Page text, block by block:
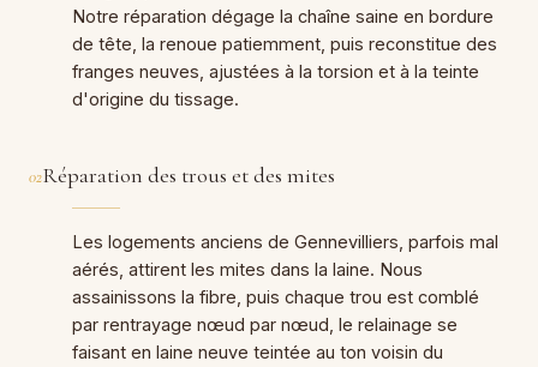
Notre réparation dégage la chaîne saine en bordure
de tête, la renoue patiemment, puis reconstitue des
franges neuves, ajustées à la torsion et à la teinte
d'origine du tissage.
02Réparation des trous et des mites
Les logements anciens de Gennevilliers, parfois mal
aérés, attirent les mites dans la laine. Nous
assainissons la fibre, puis chaque trou est comblé
par rentrayage nœud par nœud, le relainage se
faisant en laine neuve teintée au ton voisin du